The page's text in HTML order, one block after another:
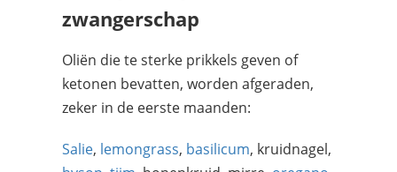
zwangerschap
Oliën die te sterke prikkels geven of
ketonen bevatten, worden afgeraden,
zeker in de eerste maanden:
Salie, lemongrass, basilicum, kruidnagel,